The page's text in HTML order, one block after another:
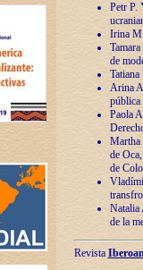
Petr P.
Irina
de
Arina
pública
Paola
Martha
de
de
Natalia
de la
Revista